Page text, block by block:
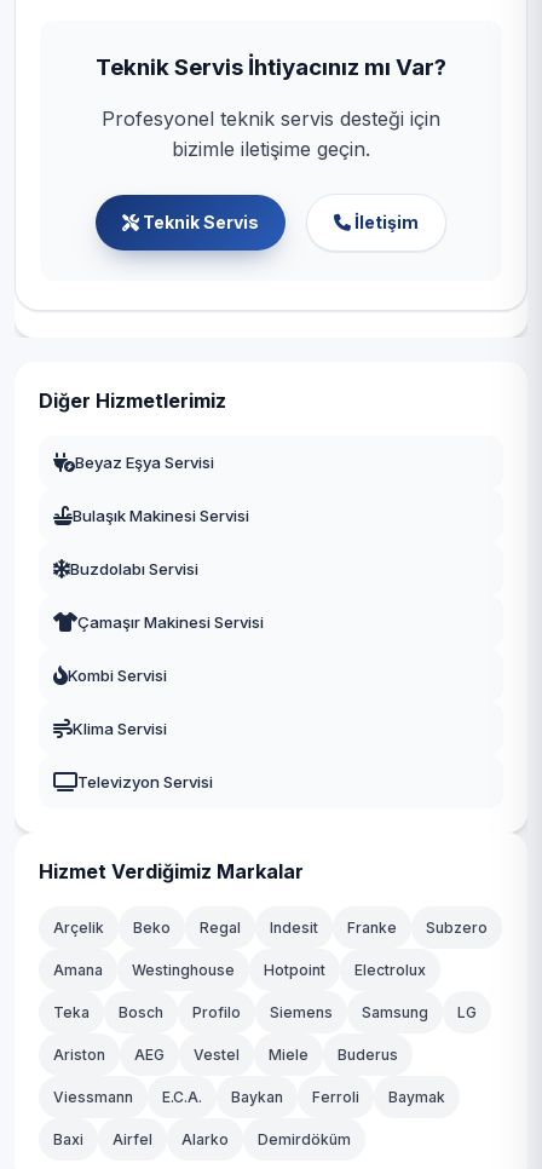
Teknik Servis İhtiyacınız mı Var?
Profesyonel teknik servis desteği için
bizimle iletişime geçin.
Teknik Servis İletişim
Diğer Hizmetlerimiz
Beyaz Eşya Servisi
Bulaşık Makinesi Servisi
Buzdolabı Servisi
Çamaşır Makinesi Servisi
Kombi Servisi
Klima Servisi
Televizyon Servisi
Hizmet Verdiğimiz Markalar
Arçelik Beko Regal Indesit Franke Subzero
Amana Westinghouse Hotpoint Electrolux
Teka Bosch Profilo Siemens Samsung LG
Ariston AEG Vestel Miele Buderus
Viessmann E.C.A. Baykan Ferroli Baymak
Baxi Airfel Alarko Demirdöküm